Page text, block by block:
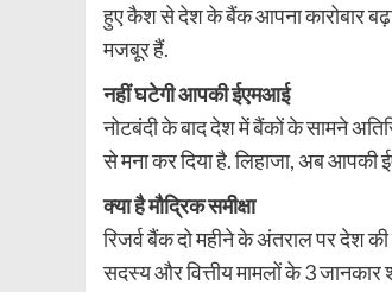
हुए कैश से देश के बैंक आपना कारोबार
मजबूर हैं.
नहीं घटेगी आपकी ईएमआई
नोटबंदी के बाद देश में बैंकों के सामने
से मना कर दिया है. लिहाजा, अब आपकी
क्या है मौद्रिक समीक्षा
रिजर्व बैंक दो महीने के अंतराल पर देश
सदस्य और वित्तीय मामलों के 3 जानकार